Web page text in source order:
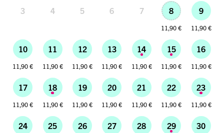
3 4 5 6 7 8
11,90 €
9
11,90 €
10
11,90 €
11
11,90 €
12
11,90 €
13
11,90 €
14
11,90 €
15
11,90 €
16
11,90 €
17
11,90 €
18
11,90 €
19
11,90 €
20
11,90 €
21
11,90 €
22
11,90 €
23
11,90 €
24 25 26 27 28 29 30